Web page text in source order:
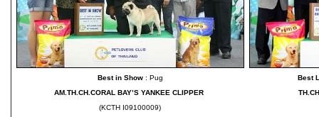
Best in Show : Pug
AM.TH.CH.CORAL BAY’S YANKEE CLIPPER
(KCTH I09100009)
Best